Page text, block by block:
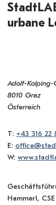
urbane
Adolf-Kolping-
8010 Graz
Österreich
T: +43 316 22
E:
W:
Hammerl, CSE